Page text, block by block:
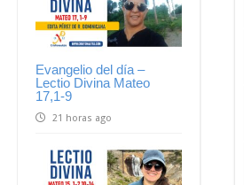
Evangelio del día –
Lectio Divina Mateo
17,1-9
21 horas ago